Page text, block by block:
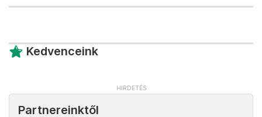
Kedvenceink
Partnereinktől